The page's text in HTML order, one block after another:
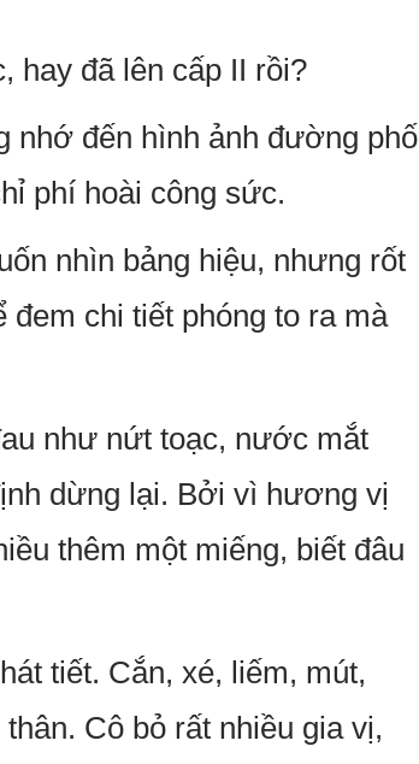
hay đã lên cấp II rồi?
nhớ đến hình ảnh đường phố
phí hoài công sức.
nhìn bảng hiệu, nhưng rốt
đem chi tiết phóng to ra mà
như nứt toạc, nước mắt
dừng lại. Bởi vì hương vị
thêm một miếng, biết đâu
tiết. Cắn, xé, liếm, mút,
Cô bỏ rất nhiều gia vị,